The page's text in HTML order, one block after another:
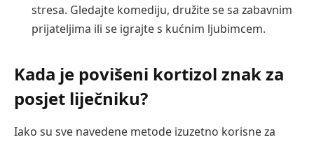
stresa. Gledajte komediju, družite se sa zabavnim
prijateljima ili se igrajte s kućnim ljubimcem.
Kada je povišeni kortizol znak za
posjet liječniku?
Iako su sve navedene metode izuzetno korisne za